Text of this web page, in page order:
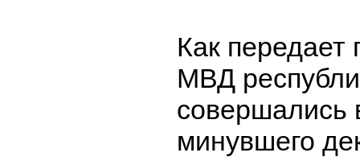
Как передает
МВД
совершались
минувшего